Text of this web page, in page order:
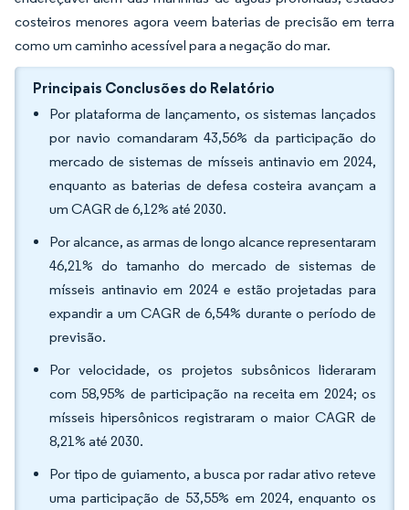
costeiros menores agora veem baterias de precisão em terra
como um caminho acessível para a negação do mar.
Principais Conclusões do Relatório
Por plataforma de lançamento, os sistemas lançados
por navio comandaram 43,56% da participação do
mercado de sistemas de mísseis antinavio em 2024,
enquanto as baterias de defesa costeira avançam a
um CAGR de 6,12% até 2030.
Por alcance, as armas de longo alcance representaram
46,21% do tamanho do mercado de sistemas de
mísseis antinavio em 2024 e estão projetadas para
expandir a um CAGR de 6,54% durante o período de
previsão.
Por velocidade, os projetos subsônicos lideraram
com 58,95% de participação na receita em 2024; os
mísseis hipersônicos registraram o maior CAGR de
8,21% até 2030.
Por tipo de guiamento, a busca por radar ativo reteve
uma participação de 53,55% em 2024, enquanto os